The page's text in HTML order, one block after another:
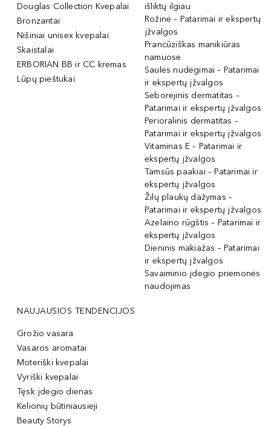
Douglas Collection Kvepalai
Bronzantai
Nišiniai unisex kvepalai
Skaistalai
ERBORIAN BB ir CC kremas
Lūpų pieštukai
išliktų ilgiau
Rožinė – Patarimai ir ekspertų
įžvalgos
Prancūziškas manikiūras
namuose
Saulės nudegimai – Patarimai
ir ekspertų įžvalgos
Seborėjinis dermatitas –
Patarimai ir ekspertų įžvalgos
Perioralinis dermatitas –
Patarimai ir ekspertų įžvalgos
Vitaminas E – Patarimai ir
ekspertų įžvalgos
Tamsūs paakiai – Patarimai ir
ekspertų įžvalgos
Žilų plaukų dažymas –
Patarimai ir ekspertų įžvalgos
Azelaino rūgštis – Patarimai ir
ekspertų įžvalgos
Dieninis makiažas – Patarimai
ir ekspertų įžvalgos
Savaiminio įdegio priemonės
naudojimas
NAUJAUSIOS TENDENCIJOS
Grožio vasara
Vasaros aromatai
Moteriški kvepalai
Vyriški kvepalai
Tęsk įdegio dienas
Kelionių būtiniausieji
Beauty Storys